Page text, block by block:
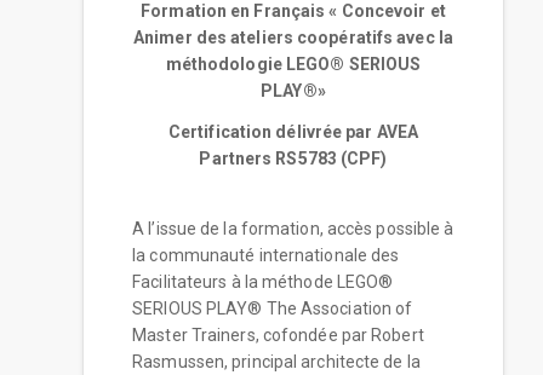
Formation en Français « Concevoir et
Animer des ateliers coopératifs avec la
méthodologie LEGO® SERIOUS
PLAY®»
Certification délivrée par AVEA
Partners RS5783 (CPF)
A l’issue de la formation, accès possible à
la communauté internationale des
Facilitateurs à la méthode LEGO®
SERIOUS PLAY® The Association of
Master Trainers, cofondée par Robert
Rasmussen, principal architecte de la